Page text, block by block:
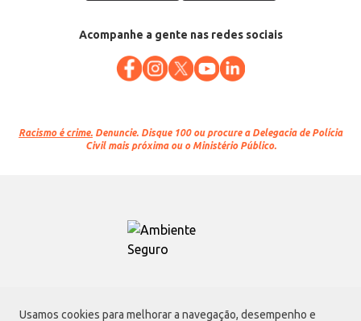
Usamos cookies para melhorar a navegação, desempenho e
Acompanhe a gente nas redes sociais
Racismo é crime. Denuncie. Disque 100 ou procure a Delegacia de Polícia
Civil mais próxima ou o Ministério Público.
Atacadão S.A.